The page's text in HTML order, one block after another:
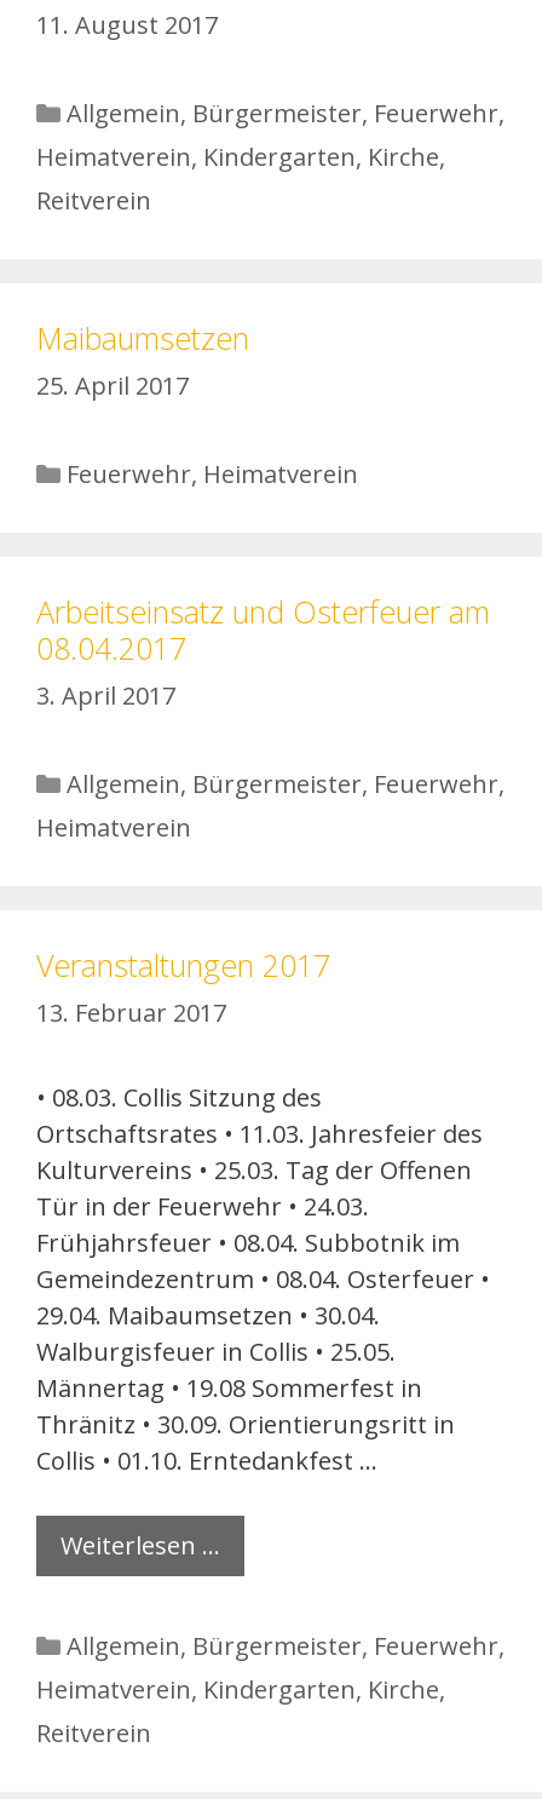
11. August 2017
Kategorien
Allgemein, Bürgermeister, Feuerwehr,
Heimatverein, Kindergarten, Kirche,
Reitverein
Maibaumsetzen
25. April 2017
Kategorien
Feuerwehr, Heimatverein
Arbeitseinsatz und Osterfeuer am
08.04.2017
3. April 2017
Kategorien
Allgemein, Bürgermeister, Feuerwehr,
Heimatverein
Veranstaltungen 2017
13. Februar 2017
• 08.03. Collis Sitzung des
Ortschaftsrates • 11.03. Jahresfeier des
Kulturvereins • 25.03. Tag der Offenen
Tür in der Feuerwehr • 24.03.
Frühjahrsfeuer • 08.04. Subbotnik im
Gemeindezentrum • 08.04. Osterfeuer •
29.04. Maibaumsetzen • 30.04.
Walburgisfeuer in Collis • 25.05.
Männertag • 19.08 Sommerfest in
Thränitz • 30.09. Orientierungsritt in
Collis • 01.10. Erntedankfest …
Weiterlesen …
Kategorien
Allgemein, Bürgermeister, Feuerwehr,
Heimatverein, Kindergarten, Kirche,
Reitverein